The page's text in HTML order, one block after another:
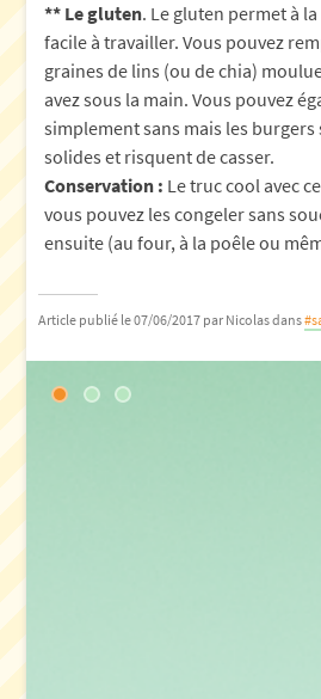
** Le gluten. Le gluten permet à
facile à travailler. Vous pouvez
graines de lins (ou de chia)
avez sous la main. Vous pouvez
simplement sans mais les
solides et risquent de casser.
Conservation : Le truc cool avec
vous pouvez les congeler sans
ensuite (au four, à la poêle ou
Article publié le 07/06/2017 par Nicolasdans